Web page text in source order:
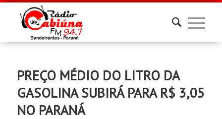
PREÇO MÉDIO DO LITRO DA
GASOLINA SUBIRÁ PARA R$ 3,05
NO PARANÁ